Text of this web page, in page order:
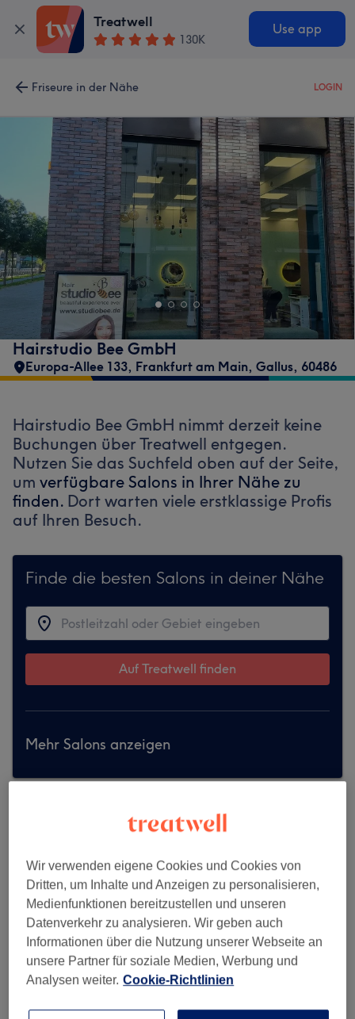
Treatwell
130K
Use app
Friseure in der Nähe LOGIN
Hairstudio Bee GmbH
Europa-Allee 133, Frankfurt am Main, Gallus, 60486
Hairstudio Bee GmbH nimmt derzeit keine
Buchungen über Treatwell entgegen.
Nutzen Sie das Suchfeld oben auf der Seite,
um verfügbare Salons in Ihrer Nähe zu
finden. Dort warten viele erstklassige Profis
auf Ihren Besuch.
Finde die besten Salons in deiner Nähe
Auf Treatwell finden
Mehr Salons anzeigen
Wir verwenden eigene Cookies und Cookies von
Dritten, um Inhalte und Anzeigen zu personalisieren,
Medienfunktionen bereitzustellen und unseren
Datenverkehr zu analysieren. Wir geben auch
Informationen über die Nutzung unserer Webseite an
unsere Partner für soziale Medien, Werbung und
Analysen weiter. Cookie-Richtlinien